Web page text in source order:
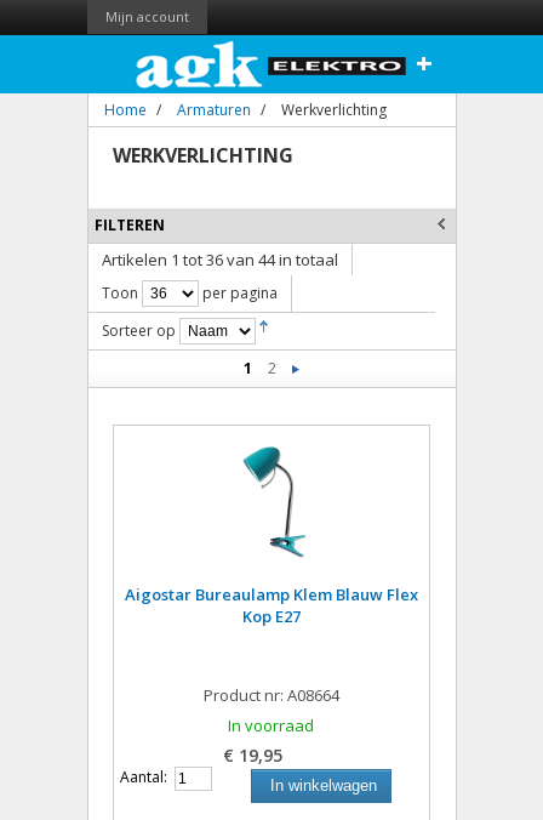
Mijn account
+
Home / Armaturen / Werkverlichting
WERKVERLICHTING
FILTEREN
Artikelen 1 tot 36 van 44 in totaal
Toon
per pagina
Sorteer op
1
2
Aigostar Bureaulamp Klem Blauw Flex
Kop E27
Product nr: A08664
In voorraad
€ 19,95
Aantal: In winkelwagen